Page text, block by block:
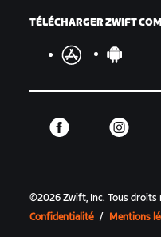
TÉLÉCHARGER ZWIFT
©2026 Zwift, Inc.Tous droits
Confidentialité / Mentions